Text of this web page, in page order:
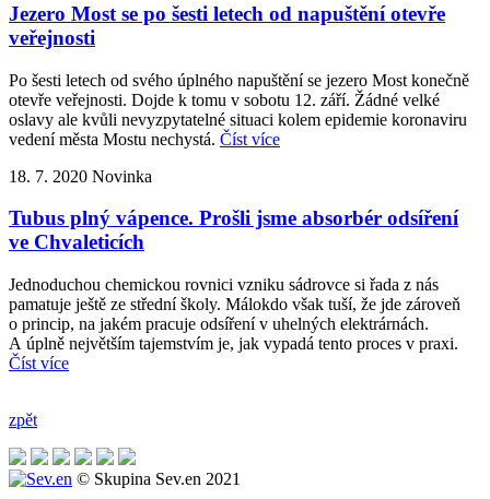
Jezero Most se po šesti letech od napuštění otevře
veřejnosti
Po šesti letech od svého úplného napuštění se jezero Most konečně
otevře veřejnosti. Dojde k tomu v sobotu 12. září. Žádné velké
oslavy ale kvůli nevyzpytatelné situaci kolem epidemie koronaviru
vedení města Mostu nechystá. Číst více
18. 7. 2020 Novinka
Tubus plný vápence. Prošli jsme absorbér odsíření
ve Chvaleticích
Jednoduchou chemickou rovnici vzniku sádrovce si řada z nás
pamatuje ještě ze střední školy. Málokdo však tuší, že jde zároveň
o princip, na jakém pracuje odsíření v uhelných elektrárnách.
A úplně největším tajemstvím je, jak vypadá tento proces v praxi.
Číst více
zpět
© Skupina Sev.en 2021